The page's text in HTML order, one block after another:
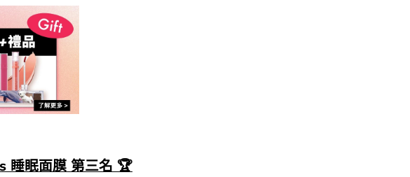
睡眠面膜 第三名 🏆